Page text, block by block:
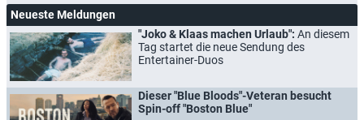
Neueste Meldungen
"Joko & Klaas machen Urlaub": An diesem
Tag startet die neue Sendung des
Entertainer-Duos
Dieser "Blue Bloods"-Veteran besucht
Spin-off "Boston Blue"